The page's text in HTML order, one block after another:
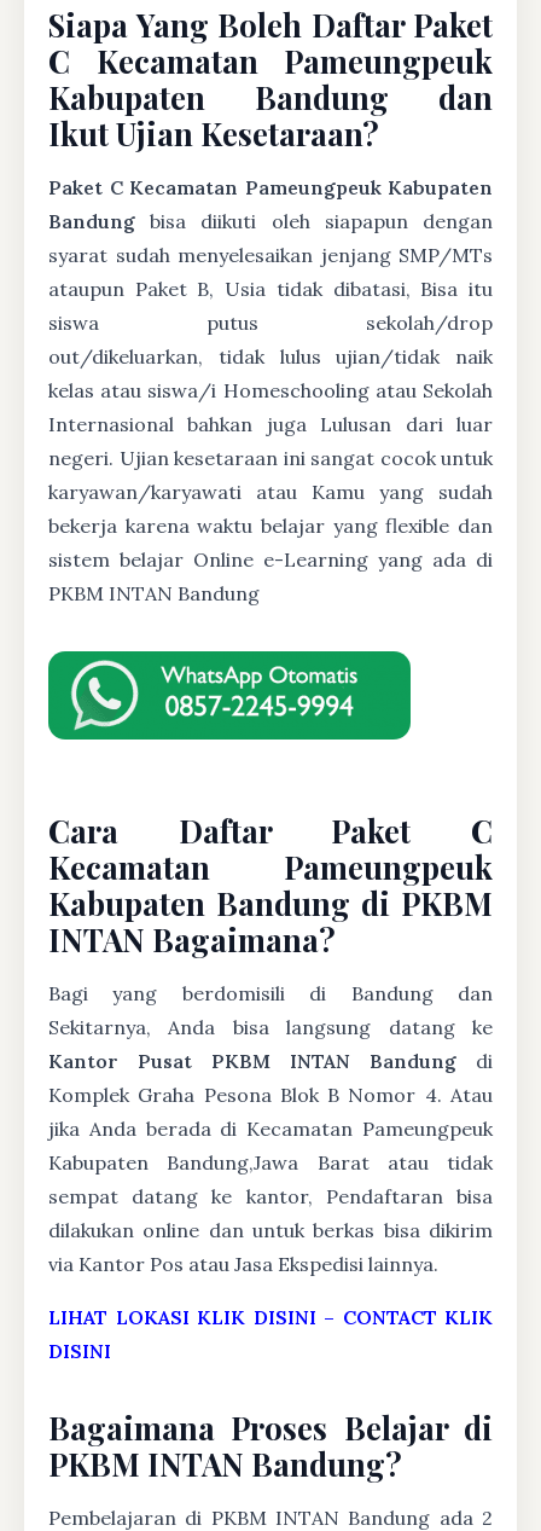
Siapa Yang Boleh Daftar Paket
C Kecamatan Pameungpeuk
Kabupaten Bandung dan
Ikut Ujian Kesetaraan?
Paket C Kecamatan Pameungpeuk Kabupaten
Bandung bisa diikuti oleh siapapun dengan
syarat sudah menyelesaikan jenjang SMP/MTs
ataupun Paket B, Usia tidak dibatasi, Bisa itu
siswa putus sekolah/drop
out/dikeluarkan, tidak lulus ujian/tidak naik
kelas atau siswa/i Homeschooling atau Sekolah
Internasional bahkan juga Lulusan dari luar
negeri. Ujian kesetaraan ini sangat cocok untuk
karyawan/karyawati atau Kamu yang sudah
bekerja karena waktu belajar yang flexible dan
sistem belajar Online e-Learning yang ada di
PKBM INTAN Bandung
Cara Daftar Paket C
Kecamatan Pameungpeuk
Kabupaten Bandung di PKBM
INTAN Bagaimana?
Bagi yang berdomisili di Bandung dan
Sekitarnya, Anda bisa langsung datang ke
Kantor Pusat PKBM INTAN Bandung di
Komplek Graha Pesona Blok B Nomor 4. Atau
jika Anda berada di Kecamatan Pameungpeuk
Kabupaten Bandung,Jawa Barat atau tidak
sempat datang ke kantor, Pendaftaran bisa
dilakukan online dan untuk berkas bisa dikirim
via Kantor Pos atau Jasa Ekspedisi lainnya.
LIHAT LOKASI KLIK DISINI – CONTACT KLIK
DISINI
Bagaimana Proses Belajar di
PKBM INTAN Bandung?
Pembelajaran di PKBM INTAN Bandung ada 2